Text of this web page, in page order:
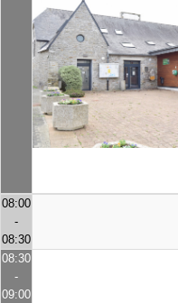
08:00
-
08:30
08:30
-
09:00